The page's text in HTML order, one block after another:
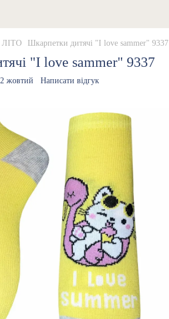
ЛІТО Шкарпетки дитячі "I love sammer" 9337
"I love sammer" 9337
жовтий Написати відгук